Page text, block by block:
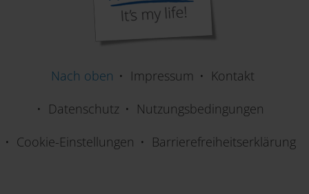
Nach oben Impressum
Kontakt
Datenschutz
Nutzungsbedingungen
Cookie-Einstellungen
Barrierefreiheitserklärung